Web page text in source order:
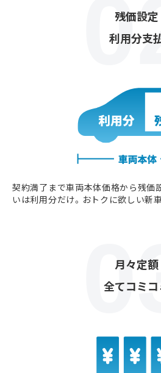
残価設定
利用分支
契約満了まで車両本体価格から残価
いは利用分だけ。おトクに欲しい新
月々定額
全てコミコ